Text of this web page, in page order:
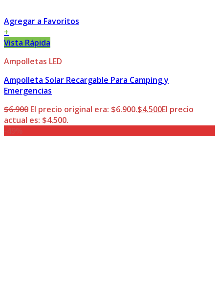
Agregar a Favoritos
+
Vista Rápida
Ampolletas LED
Ampolleta Solar Recargable Para Camping y
Emergencias
$6.900 El precio original era: $6.900.$4.500El precio
actual es: $4.500.